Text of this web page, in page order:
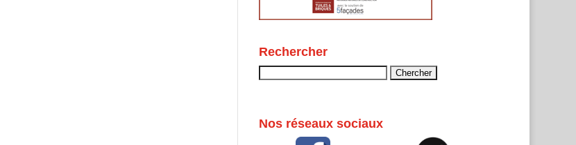
Rechercher
Nos réseaux sociaux